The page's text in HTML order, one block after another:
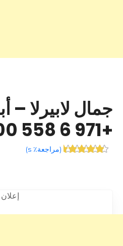
جمال لابيرلا –
+971 6 558 2000
(مراجعة٪ s )
إعلان